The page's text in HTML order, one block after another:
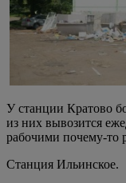
У станции Кратово
из них вывозится
рабочими почему-то
Станция Ильинское.